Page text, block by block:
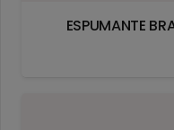
ESPUMANTE